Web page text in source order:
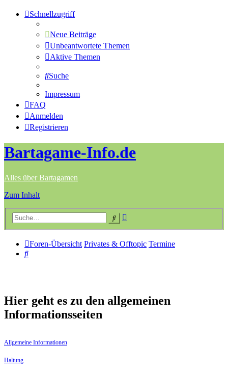
Schnellzugriff
Neue Beiträge
Unbeantwortete Themen
Aktive Themen
Suche
Impressum
FAQ
Anmelden
Registrieren
Bartagame-Info.de
Alles über Bartagamen
Zum Inhalt
Suche
Foren-Übersicht Privates & Offtopic Termine
Suche
Hier geht es zu den allgemeinen
Informationsseiten
Allgemeine Informationen
Haltung